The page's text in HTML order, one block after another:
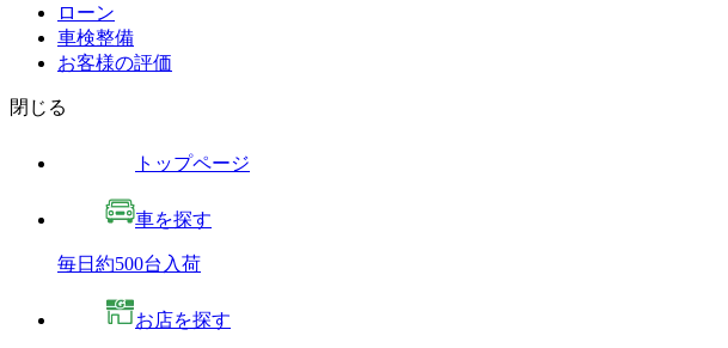
ローン
車検整備
お客様の評価
閉じる
トップページ
車を探す
毎日約500台入荷
お店を探す